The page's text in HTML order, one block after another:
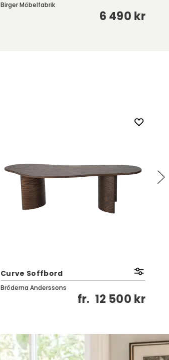
Birger Möbelfabrik
6 490 kr
Curve Soffbord
Bröderna Anderssons
fr. 12 500 kr